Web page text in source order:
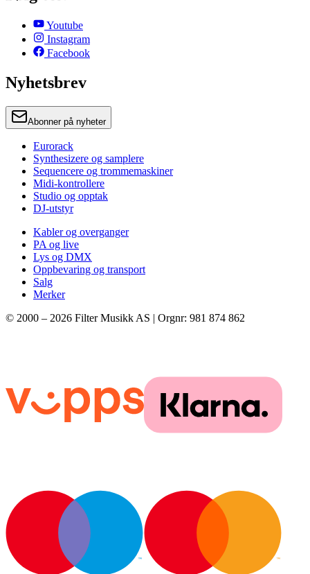
Youtube
Instagram
Facebook
Nyhetsbrev
Abonner på nyheter
Eurorack
Synthesizere og samplere
Sequencere og trommemaskiner
Midi-kontrollere
Studio og opptak
DJ-utstyr
Kabler og overganger
PA og live
Lys og DMX
Oppbevaring og transport
Salg
Merker
© 2000 – 2026 Filter Musikk AS | Orgnr: 981 874 862